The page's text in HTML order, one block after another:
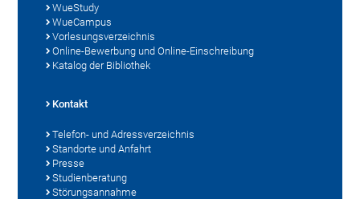
WueStudy
WueCampus
Vorlesungsverzeichnis
Online-Bewerbung und Online-Einschreibung
Katalog der Bibliothek
Kontakt
Telefon- und Adressverzeichnis
Standorte und Anfahrt
Presse
Studienberatung
Störungsannahme